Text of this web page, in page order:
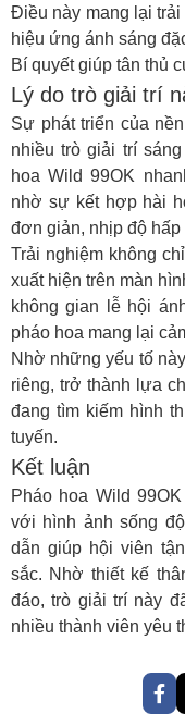
Điều này mang lại
hiệu ứng ánh sáng
Bí quyết giúp tân thủ
Lý do trò giải trí
Sự phát triển của
nhiều trò giải trí
hoa Wild 99OK
nhờ sự kết hợp hài
đơn giản, nhịp độ hấp
Trải nghiệm không
xuất hiện trên màn
không gian lễ hội
pháo hoa mang lại
Nhờ những yếu tố
riêng, trở thành lựa
đang tìm kiếm hình
tuyến.
Kết luận
Pháo hoa Wild 99OK
với hình ảnh sống
dẫn giúp hội viên
sắc. Nhờ thiết kế
đáo, trò giải trí này
nhiều thành viên yêu